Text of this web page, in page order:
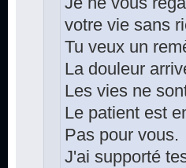
votre vie sans
Tu veux un
La douleur
Les vies ne
Le patient est
Pas pour vous.
J'ai supporté